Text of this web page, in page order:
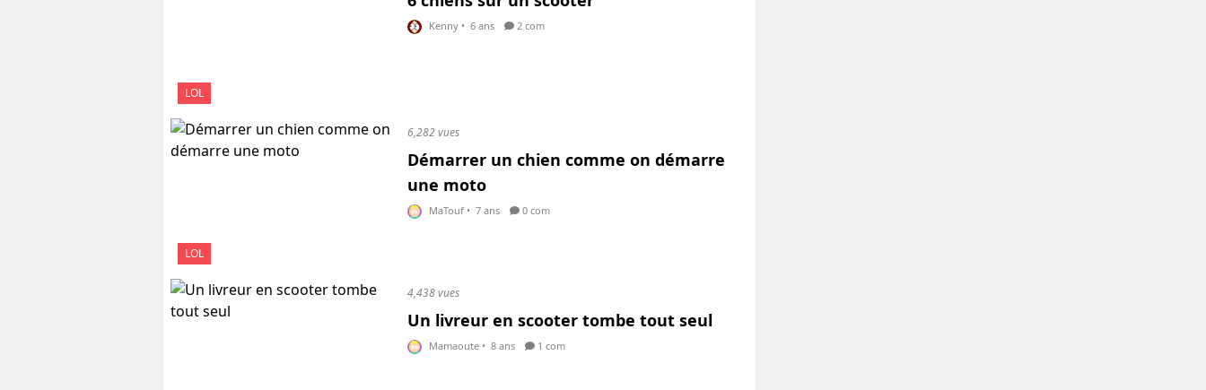
LOL
Kenny • 6 ans 2 com
LOL
6,282 vues
Démarrer un chien comme on démarre
une moto
MaTouf • 7 ans 0 com
4,438 vues
Un livreur en scooter tombe tout seul
Mamaoute • 8 ans 1 com